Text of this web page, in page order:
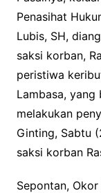
Penasihat
Lubis, SH,
saksi korban,
peristiwa
Lambasa, yang
melakukan
Ginting, Sabtu
saksi korban
Sepontan,